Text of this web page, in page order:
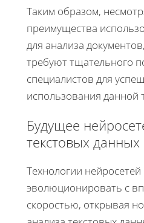
Таким образом,
преимущества
для анализа
требуют тщательного
специалистов для
использования данной
Будущее
текстовых данных
Технологии
эволюционировать с
скоростью, открывая